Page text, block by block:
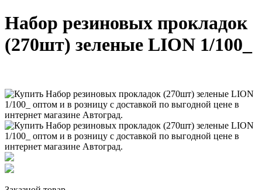
Набор резиновых прокладок
(270шт) зеленые LION 1/100_